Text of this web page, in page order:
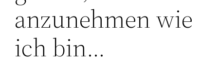
anzunehmen wie
ich bin…